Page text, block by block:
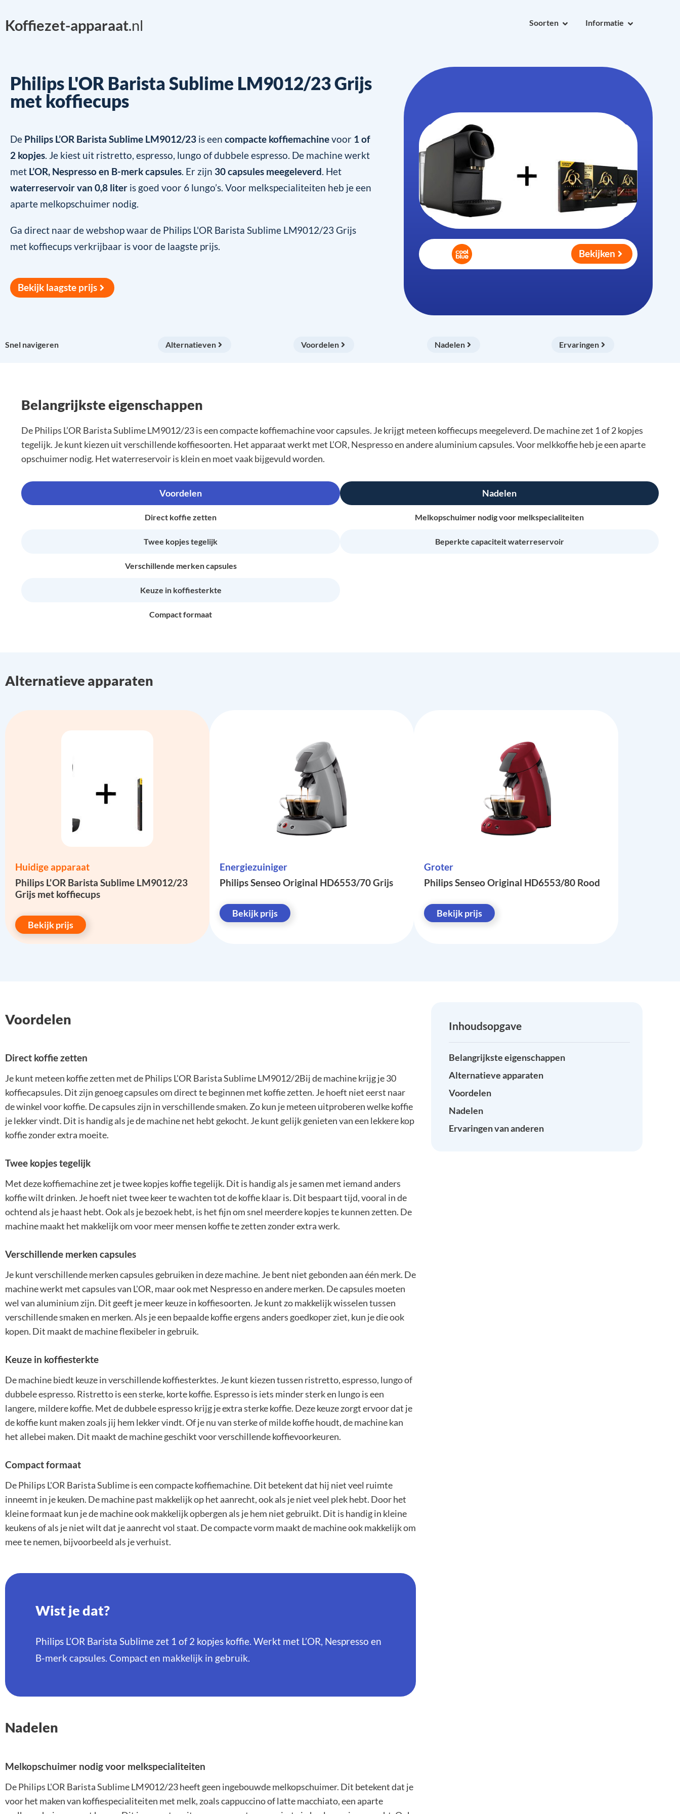
Koffiezet-apparaat.nl Soorten Informatie
Philips L'OR Barista Sublime LM9012/23 Grijs
met koffiecups
De Philips L’OR Barista Sublime LM9012/23 is een compacte koffiemachinevoor 1 of
2 kopjes. Je kiest uit ristretto, espresso, lungo of dubbele espresso. De machine werkt
met L’OR, Nespresso en B-merk capsules. Er zijn 30 capsules meegeleverd. Het
waterreservoir van 0,8 liter is goed voor 6 lungo’s. Voor melkspecialiteiten heb je een
aparte melkopschuimer nodig.
Ga direct naar de webshop waar de Philips L'OR Barista Sublime LM9012/23 Grijs
met koffiecups verkrijbaar is voor de laagste prijs.
Bekijk laagste prijs
Bekijken
Snel navigeren Alternatieven Voordelen Nadelen Ervaringen
Belangrijkste eigenschappen
De Philips L’OR Barista Sublime LM9012/23 is een compacte koffiemachine voor capsules. Je krijgt meteen koffiecups meegeleverd. De machine zet 1 of 2 kopjes
tegelijk. Je kunt kiezen uit verschillende koffiesoorten. Het apparaat werkt met L’OR, Nespresso en andere aluminium capsules. Voor melkkoffie heb je een aparte
opschuimer nodig. Het waterreservoir is klein en moet vaak bijgevuld worden.
Voordelen
Direct koffie zetten
Twee kopjes tegelijk
Verschillende merken capsules
Keuze in koffiesterkte
Compact formaat
Nadelen
Melkopschuimer nodig voor melkspecialiteiten
Beperkte capaciteit waterreservoir
Alternatieve apparaten
Huidige apparaat
Philips L'OR Barista Sublime LM9012/23
Grijs met koffiecups
Bekijk prijs
Energiezuiniger
Philips Senseo Original HD6553/70 Grijs
Bekijk prijs
Groter
Philips Senseo Original HD6553/80 Rood
Bekijk prijs
Voordelen
Direct koffie zetten
Je kunt meteen koffie zetten met de Philips L'OR Barista Sublime LM9012/2Bij de machine krijg je 30
koffiecapsules. Dit zijn genoeg capsules om direct te beginnen met koffie zetten. Je hoeft niet eerst naar
de winkel voor koffie. De capsules zijn in verschillende smaken. Zo kun je meteen uitproberen welke koffie
je lekker vindt. Dit is handig als je de machine net hebt gekocht. Je kunt gelijk genieten van een lekkere kop
koffie zonder extra moeite.
Twee kopjes tegelijk
Met deze koffiemachine zet je twee kopjes koffie tegelijk. Dit is handig als je samen met iemand anders
koffie wilt drinken. Je hoeft niet twee keer te wachten tot de koffie klaar is. Dit bespaart tijd, vooral in de
ochtend als je haast hebt. Ook als je bezoek hebt, is het fijn om snel meerdere kopjes te kunnen zetten. De
machine maakt het makkelijk om voor meer mensen koffie te zetten zonder extra werk.
Verschillende merken capsules
Je kunt verschillende merken capsules gebruiken in deze machine. Je bent niet gebonden aan één merk. De
machine werkt met capsules van L'OR, maar ook met Nespresso en andere merken. De capsules moeten
wel van aluminium zijn. Dit geeft je meer keuze in koffiesoorten. Je kunt zo makkelijk wisselen tussen
verschillende smaken en merken. Als je een bepaalde koffie ergens anders goedkoper ziet, kun je die ook
kopen. Dit maakt de machine flexibeler in gebruik.
Keuze in koffiesterkte
De machine biedt keuze in verschillende koffiesterktes. Je kunt kiezen tussen ristretto, espresso, lungo of
dubbele espresso. Ristretto is een sterke, korte koffie. Espresso is iets minder sterk en lungo is een
langere, mildere koffie. Met de dubbele espresso krijg je extra sterke koffie. Deze keuze zorgt ervoor dat je
de koffie kunt maken zoals jij hem lekker vindt. Of je nu van sterke of milde koffie houdt, de machine kan
het allebei maken. Dit maakt de machine geschikt voor verschillende koffievoorkeuren.
Compact formaat
De Philips L'OR Barista Sublime is een compacte koffiemachine. Dit betekent dat hij niet veel ruimte
inneemt in je keuken. De machine past makkelijk op het aanrecht, ook als je niet veel plek hebt. Door het
kleine formaat kun je de machine ook makkelijk opbergen als je hem niet gebruikt. Dit is handig in kleine
keukens of als je niet wilt dat je aanrecht vol staat. De compacte vorm maakt de machine ook makkelijk om
mee te nemen, bijvoorbeeld als je verhuist.
Inhoudsopgave
Belangrijkste eigenschappen
Alternatieve apparaten
Voordelen
Nadelen
Ervaringen van anderen
Wist je dat?
Philips L’OR Barista Sublime zet 1 of 2 kopjes koffie. Werkt met L’OR, Nespresso en
B-merk capsules. Compact en makkelijk in gebruik.
Nadelen
Melkopschuimer nodig voor melkspecialiteiten
De Philips L'OR Barista Sublime LM9012/23 heeft geen ingebouwde melkopschuimer. Dit betekent dat je
voor het maken van koffiespecialiteiten met melk, zoals cappuccino of latte macchiato, een aparte